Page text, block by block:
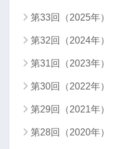
第33回（2025年）
第32回（2024年）
第31回（2023年）
第30回（2022年）
第29回（2021年）
第28回（2020年）